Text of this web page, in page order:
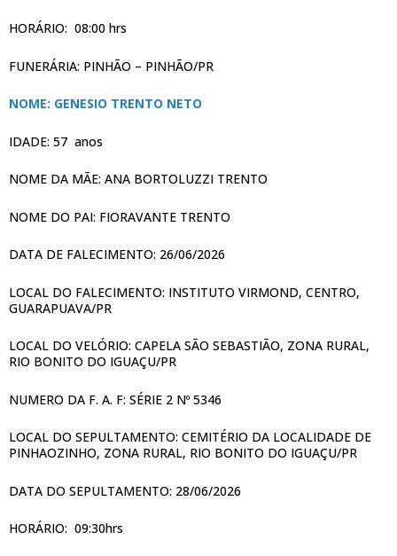
HORÁRIO: 08:00 hrs
FUNERÁRIA: PINHÃO – PINHÃO/PR
NOME: GENESIO TRENTO NETO
IDADE: 57 anos
NOME DA MÃE: ANA BORTOLUZZI TRENTO
NOME DO PAI: FIORAVANTE TRENTO
DATA DE FALECIMENTO: 26/06/2026
LOCAL DO FALECIMENTO: INSTITUTO VIRMOND, CENTRO,
GUARAPUAVA/PR
LOCAL DO VELÓRIO: CAPELA SÃO SEBASTIÃO, ZONA RURAL,
RIO BONITO DO IGUAÇU/PR
NUMERO DA F. A. F: SÉRIE 2 Nº 5346
LOCAL DO SEPULTAMENTO: CEMITÉRIO DA LOCALIDADE DE
PINHAOZINHO, ZONA RURAL, RIO BONITO DO IGUAÇU/PR
DATA DO SEPULTAMENTO: 28/06/2026
HORÁRIO: 09:30hrs